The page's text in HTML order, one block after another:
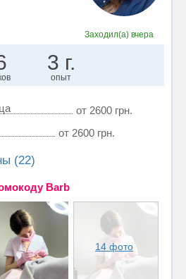
Заходил(а) вчера
3 г.
опыт
от 2600 грн.
от 2600 грн.
(22)
Barb
14 фото